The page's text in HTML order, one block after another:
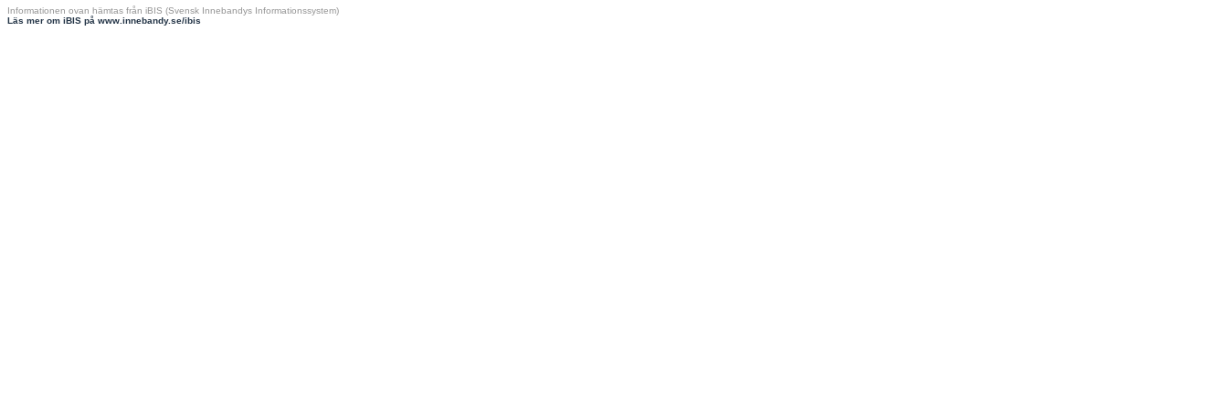
Informationen ovan hämtas från iBIS (Svensk Innebandys Informationssystem)
Läs mer om iBIS på www.innebandy.se/ibis